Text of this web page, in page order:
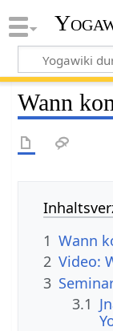
Wann
1 Wann
2 Video:
3
3.1